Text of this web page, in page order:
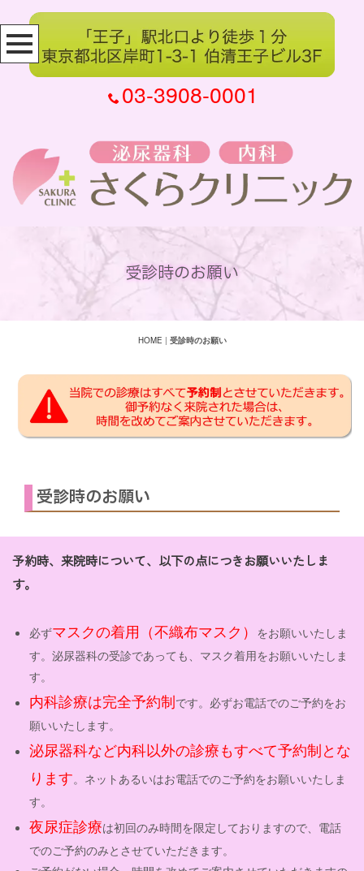
03-3908-0001
受診時のお願い
HOME | 受診時のお願い
受診時のお願い
予約時、来院時について、以下の点につきお願いいたしま
す。
必ずマスクの着用（不織布マスク） をお願いいたしま
す。泌尿器科の受診であっても、マスク着用をお願いいたしま
す。
内科診療は完全予約制です。必ずお電話でのご予約をお
願いいたします。
泌尿器科など内科以外の診療もすべて予約制とな
ります。ネットあるいはお電話でのご予約をお願いいたしま
す。
夜尿症診療は初回のみ時間を限定しておりますので、電話
でのご予約のみとさせていただきます。